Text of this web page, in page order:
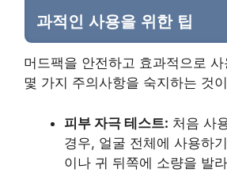
과적인 사용을 위한 팁
머드팩을 안전하고 효과적으로
몇 가지 주의사항을 숙지하는 것
피부 자극 테스트: 처음 사
경우, 얼굴 전체에 사용하
이나 귀 뒤쪽에 소량을 발